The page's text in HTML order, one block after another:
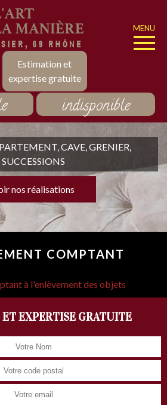
Estimation et
expertise gratuite
MENU
indisponible
CAVE, GRENIER,
SUCCESSIONS
nos réalisations
COMPTANT
à l'enlèvement des objets
EXPERTISE GRATUITE